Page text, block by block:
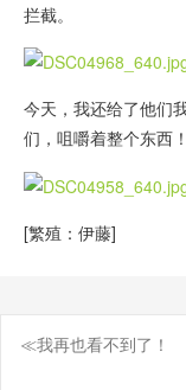
拦截。
今天，我还给了他们
们，咀嚼着整个东西！
[繁殖：伊藤]
Post
≪我再也看不到了！